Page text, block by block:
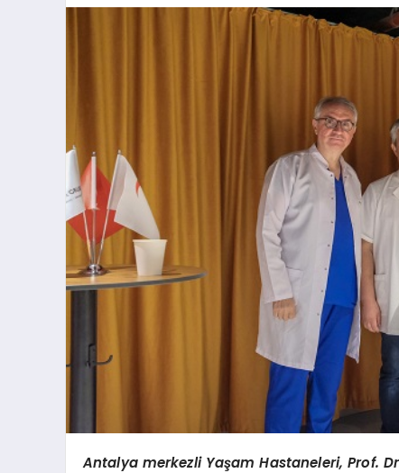
Antalya merkezli Yaşam Hastaneleri, Prof.